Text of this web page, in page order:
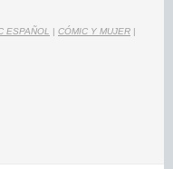
ESPAÑOL | CÓMIC Y MUJER |